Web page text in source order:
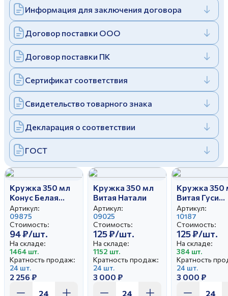
Отправить
Заполняя и отправляя форму, вы соглашаетесь
cполитикой конфиденциальности
Заполняя и отправляя форму, вы соглашаетесь
cполитикой конфиденциальности
Дулевский фарфоровый завод ©
Политика конфиденциальности
Информация для заключения договора
Договор поставки ООО
Договор поставки ПК
Сертификат соответствия
Свидетельство товарного знака
Декларация о соответствии
ГОСТ
Кружка 350 мл
Конус Белая
керамика
Артикул:
09875
Стоимость:
94 ₽/шт.
На складе:
1464 шт.
Кратность продаж:
24 шт.
2 256 ₽
Кружка 350 мл
Витая Натали
Артикул:
09025
Стоимость:
125 ₽/шт.
На складе:
1152 шт.
Кратность продаж:
24 шт.
3 000 ₽
Кружка 350
Витая Гуси
(новые)
Артикул:
10187
Стоимость:
125 ₽/шт.
На складе:
384 шт.
Кратность
24 шт.
3 000 ₽